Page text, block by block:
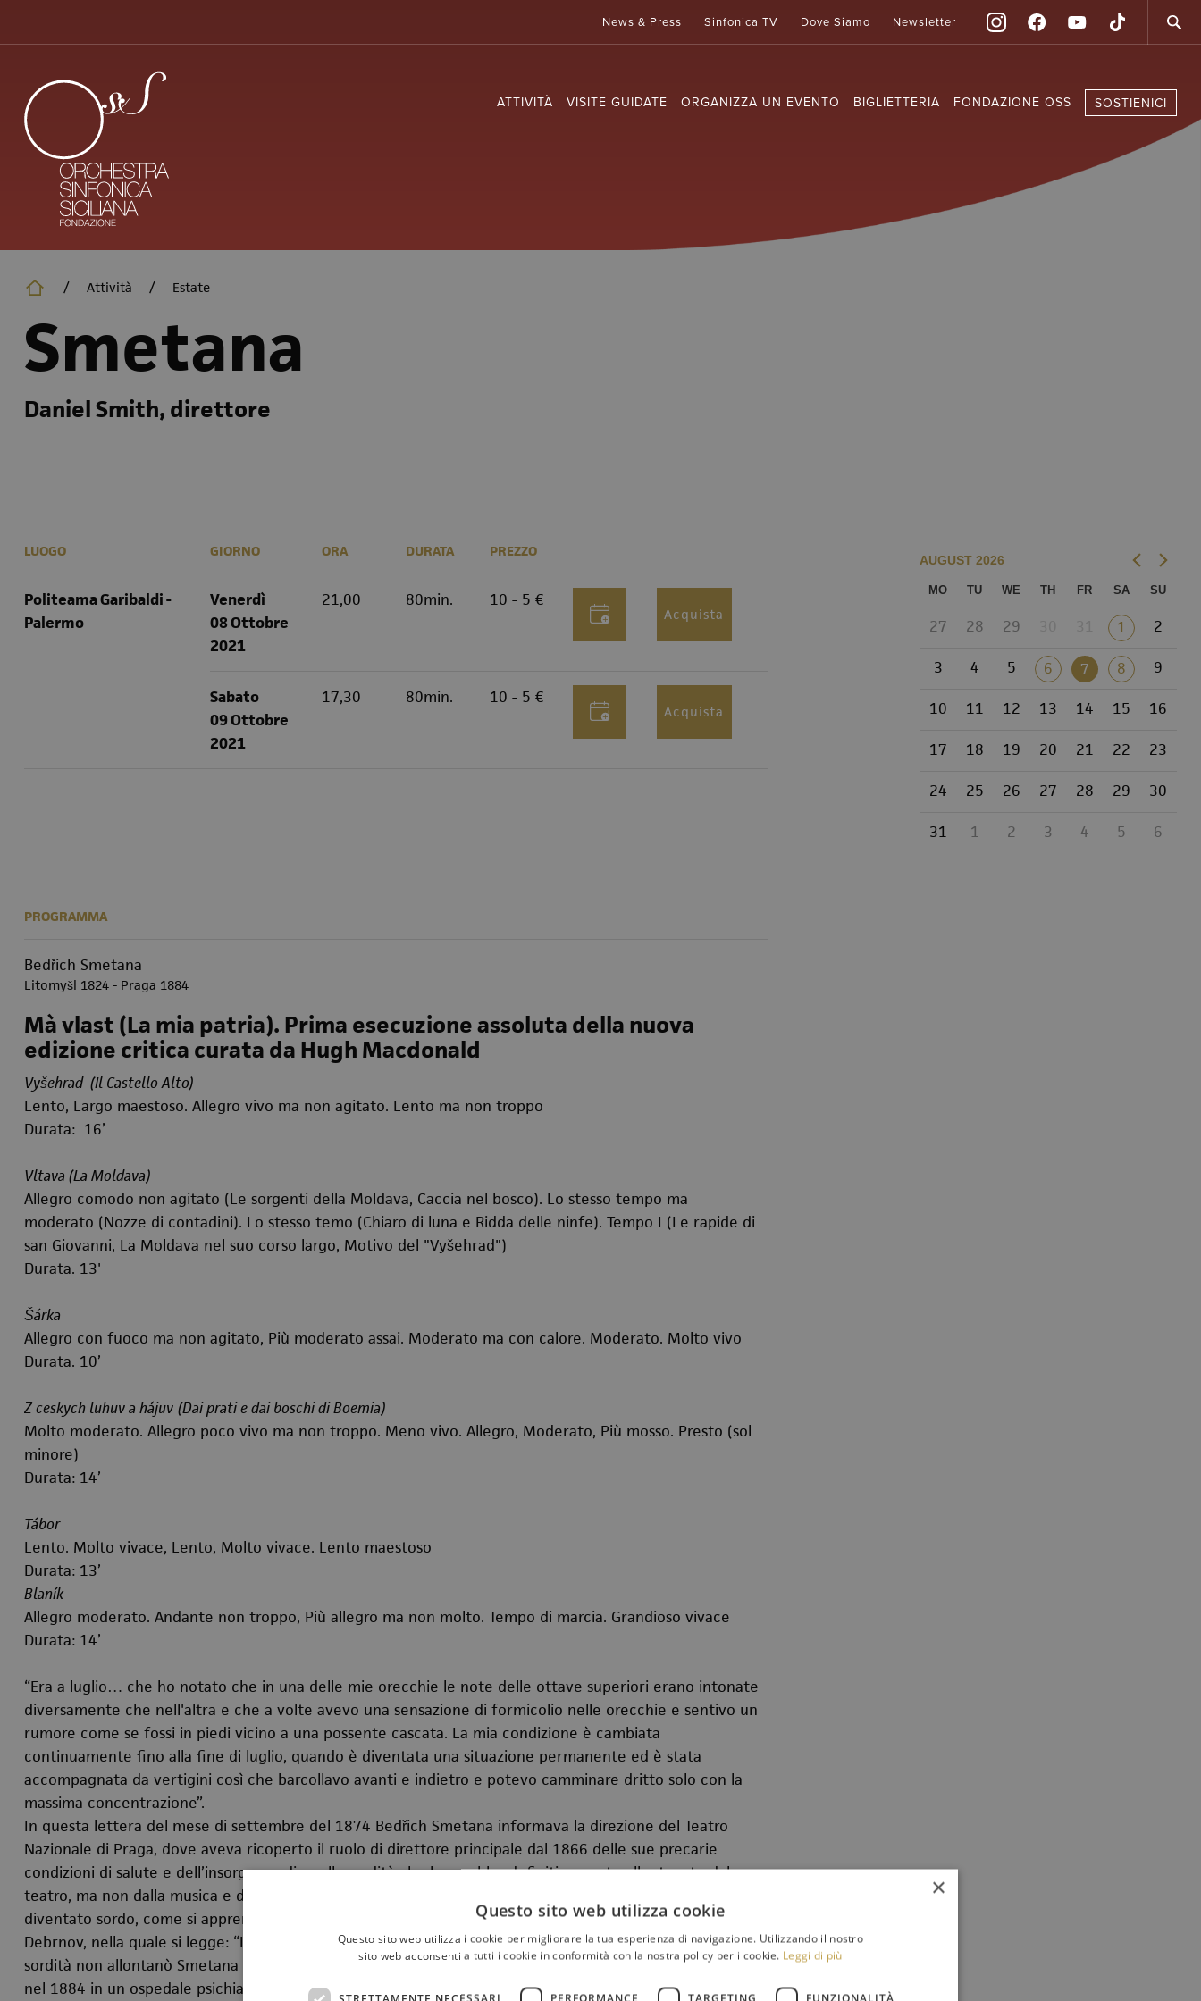
principale
ATTIVITÀ VISITE GUIDATE ORGANIZZA UN EVENTO BIGLIETTERIA FONDAZIONE OSS SOSTIENICI
News & Press Sinfonica TV Dove Siamo Newsletter
/ Attività / Estate
Smetana
Daniel Smith, direttore
AUGUST 2026
MO TU WE TH FR SA SU
27 28 29 1 2
3 4 5 6 7 8 9
10 11 12 13 14 15 16
17 18 19 20 21 22 23
24 25 26 27 28 29 30
31 1 2 3 4 5 6
LUOGO
Politeama Garibaldi -
Palermo
GIORNO ORA DURATA PREZZO
Venerdì
08 Ottobre
2021
21,00 80min. 10 - 5 €
Acquista
Sabato
09 Ottobre
2021
17,30 80min. 10 - 5 €
Acquista
PROGRAMMA
Bedřich Smetana
Litomyšl 1824 - Praga 1884
Mà vlast (La mia patria). Prima esecuzione assoluta della nuova
edizione critica curata da Hugh Macdonald
Vyšehrad (Il Castello Alto)
Lento, Largo maestoso. Allegro vivo ma non agitato. Lento ma non troppo
Durata: 16’
Vltava (La Moldava)
Allegro comodo non agitato (Le sorgenti della Moldava, Caccia nel bosco). Lo stesso tempo ma
moderato (Nozze di contadini). Lo stesso temo (Chiaro di luna e Ridda delle ninfe). Tempo I (Le rapide di
san Giovanni, La Moldava nel suo corso largo, Motivo del "Vyšehrad")
Durata. 13'
Šárka
Allegro con fuoco ma non agitato, Più moderato assai. Moderato ma con calore. Moderato. Molto vivo
Durata. 10’
Z ceskych luhuv a hájuv (Dai prati e dai boschi di Boemia)
Molto moderato. Allegro poco vivo ma non troppo. Meno vivo. Allegro, Moderato, Più mosso. Presto (sol
minore)
Durata: 14’
Tábor
Lento. Molto vivace, Lento, Molto vivace. Lento maestoso
Durata: 13’
Blaník
Allegro moderato. Andante non troppo, Più allegro ma non molto. Tempo di marcia. Grandioso vivace
Durata: 14’
“Era a luglio… che ho notato che in una delle mie orecchie le note delle ottave superiori erano intonate
diversamente che nell'altra e che a volte avevo una sensazione di formicolio nelle orecchie e sentivo un
rumore come se fossi in piedi vicino a una possente cascata. La mia condizione è cambiata
continuamente fino alla fine di luglio, quando è diventata una situazione permanente ed è stata
accompagnata da vertigini così che barcollavo avanti e indietro e potevo camminare dritto solo con la
massima concentrazione”.
In questa lettera del mese di settembre del 1874 Bedřich Smetana informava la direzione del Teatro
Nazionale di Praga, dove aveva ricoperto il ruolo di direttore principale dal 1866 delle sue precarie
condizioni di salute e dell’insorgenza di quella sordità che lo avrebbe definitivamente allontanato dal
teatro, ma non dalla musica e dalla composizione. Nel volgere di pochi mesi, infatti, Smetana sarebbe
diventato sordo, come si apprende da una lettera del compositore a un suo caro amico, Josef Srb-
Debrnov, nella quale si legge: “Il 20 ottobre ho perso completamente il mio udito”. Come si diceva, la
sordità non allontanò Smetana dalla composizione che, anzi, avrebbe curato fino alla morte avvenuta
nel 1884 in un ospedale psichiatrico di Praga. A questo difficile periodo e in particolar modo al
×
Questo sito web utilizza cookie
Questo sito web utilizza i cookie per migliorare la tua esperienza di navigazione. Utilizzando il nostro
sito web acconsenti a tutti i cookie in conformità con la nostra policy per i cookie. Leggi di più
STRETTAMENTE NECESSARI PERFORMANCE TARGETING FUNZIONALITÀ